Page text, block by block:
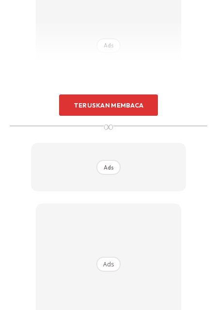
Ads
View this post on Instagram
TERUSKAN MEMBACA
∞
Ads
Ads